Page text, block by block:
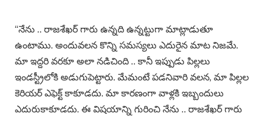
“నేను .. రాజశేఖర్ గారు ఉన్నది ఉన్నట్టుగా మాట్లాడుతూ
ఉంటాము. అందువలన కొన్ని సమస్యలు ఎదురైన మాట నిజమే.
మా ఇద్దరి వరకూ అలా నడిచింది .. కానీ ఇప్పుడు పిల్లలు
ఇండస్ట్రీలోకి అడుగుపెట్టారు. మేమంటే పడనివారి వలన, మా పిల్లల
కెరియర్ ఎఫెక్ట్ కాకూడదు. మా కారణంగా వాళ్లకి ఇబ్బందులు
ఎదురుకాకూడదు. ఈ విషయాన్ని గురించి నేను .. రాజశేఖర్ గారు